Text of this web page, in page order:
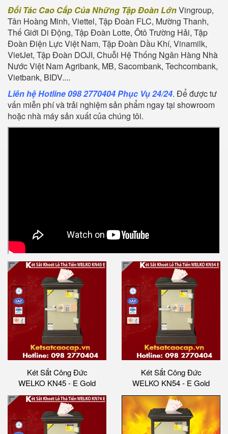
Đối Tác Cao Cấp Của Những Tập Đoàn LớnVingroup,
Tân Hoàng Minh, Viettel, Tập Đoàn FLC, Mường Thanh,
Thế Giới Di Động, Tập Đoàn Lotte, Ôtô Trường Hải, Tập
Đoàn Điện Lực Việt Nam, Tập Đoàn Dầu Khí, Vinamilk,
VietJet, Tập Đoàn DOJI, Chuỗi Hệ Thống Ngân Hàng Nhà
Nước Việt Nam Agribank, MB, Sacombank, Techcombank,
Vietbank, BIDV....
Liên hệ Hotline 098 2770404 Phục Vụ 24/24. Để được tư
vấn miễn phí và trải nghiệm sản phẩm ngay tại showroom
hoặc nhà máy sản xuất của chúng tôi.
Két Sắt Công Đức
WELKO KN45 - E Gold
Két Sắt Công Đức
WELKO KN54 - E Gold